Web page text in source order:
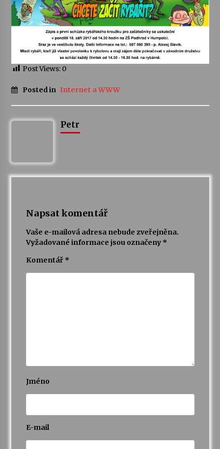
Votavžatský ploty
23. 7. 2026
Letní koncerty ve Stromovce: Rufus Miller
17. 7. 2026
13. 7. 2026
Varhanní recitál Michala Novenka v Klášteře
Post Views: 0
Posted in Internet a WWW
Petr
Napsat komentář
Vaše e-mailová adresa nebude zveřejněna.
Vyžadované informace jsou označeny *
Komentář *
Jméno
E-mail